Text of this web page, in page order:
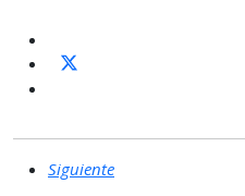
Siguiente